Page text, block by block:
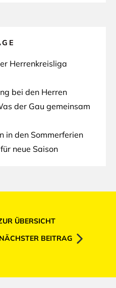
Herrenkreisliga
bei den Herren
der Gau gemeinsam
in den Sommerferien
neue Saison
ÜBERSICHT
NÄCHSTER BEITRAG